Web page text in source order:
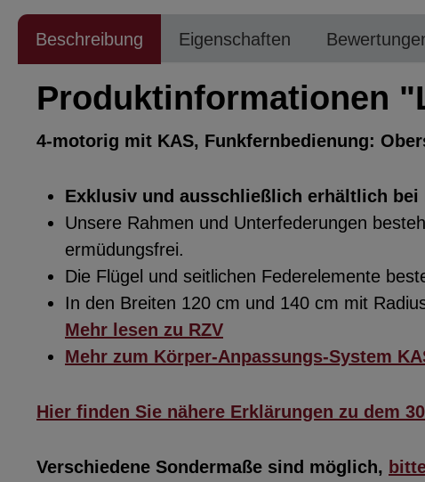
Beschreibung Eigenschaften
Produktinformationen
4-motorig mit KAS, Funkfernbedienung:
Exklusiv und ausschließlich erhältlich bei
Unsere Rahmen und Unterfederungen
ermüdungsfrei.
Die Flügel und seitlichen Federelemente
In den Breiten 120 cm und 140 cm mit
Mehr lesen zu RZV
Mehr zum Körper-Anpassungs-System
Hier finden Sie nähere Erklärungen zu dem
Verschiedene Sondermaße sind möglich,